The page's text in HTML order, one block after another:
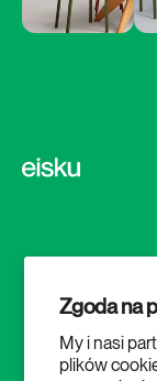
Zgoda na
My i nasi
plików